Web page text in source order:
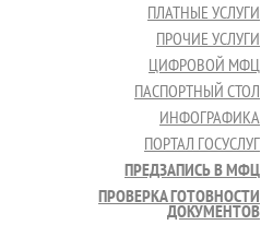
ПЛАТНЫЕ УСЛУГИ
ПРОЧИЕ УСЛУГИ
ЦИФРОВОЙ МФЦ
ПАСПОРТНЫЙ СТОЛ
ИНФОГРАФИКА
ПОРТАЛ ГОСУСЛУГ
ПРЕДЗАПИСЬ В МФЦ
ПРОВЕРКА ГОТОВНОСТИ
ДОКУМЕНТОВ